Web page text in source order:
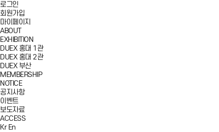
로그인
회원가입
마이페이지
ABOUT
EXHIBITION
DUEX 홍대 1관
DUEX 홍대 2관
DUEX 부산
MEMBERSHIP
NOTICE
공지사항
이벤트
보도자료
ACCESS
Kr En